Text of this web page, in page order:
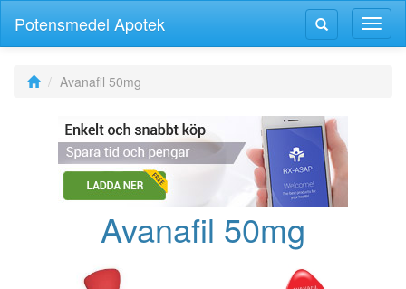
Växla
Växla
navigering
Potensmedel Apotek
Avanafil 50mg
Avanafil 50mg